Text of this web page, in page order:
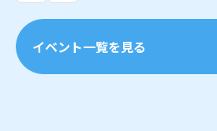
イベント一覧を見る